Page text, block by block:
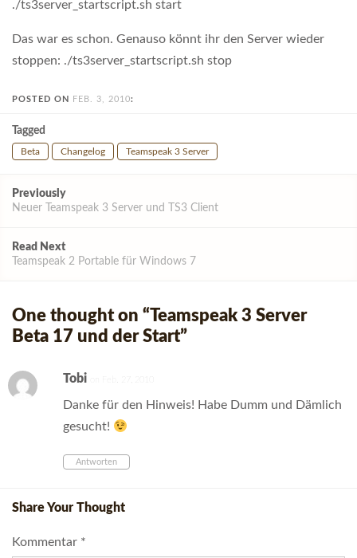
./ts3server_startscript.sh start
Das war es schon. Genauso könnt ihr den Server wieder
stoppen: ./ts3server_startscript.sh stop
POSTED ON FEB. 3, 2010:
Tagged
Beta Changelog Teamspeak 3 Server
navigation
Previously
Neuer Teamspeak 3 Server und TS3 Client
Read Next
Teamspeak 2 Portable für Windows 7
One thought on “Teamspeak 3 Server
Beta 17 und der Start”
Tobi
Danke für den Hinweis! Habe Dumm und Dämlich
gesucht!
Antworten
Share Your Thought
Kommentar *